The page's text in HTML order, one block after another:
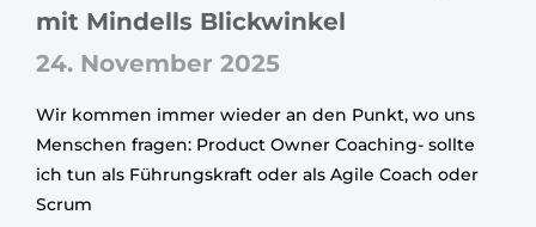
mit Mindells Blickwinkel
24. November 2025
Wir kommen immer wieder an den Punkt, wo uns
Menschen fragen: Product Owner Coaching- sollte
ich tun als Führungskraft oder als Agile Coach oder
Scrum